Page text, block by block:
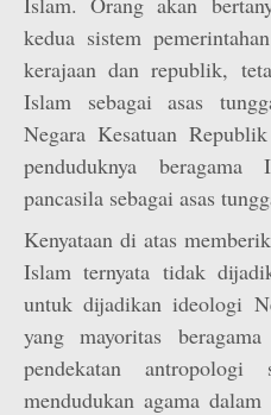
kedua sistem
kerajaan dan republik,
Islam sebagai asas
Negara Kesatuan
penduduknya
pancasila sebagai asas
Kenyataan di atas
Islam ternyata tidak
untuk dijadikan ideologi
yang mayoritas
pendekatan
mendudukan agama